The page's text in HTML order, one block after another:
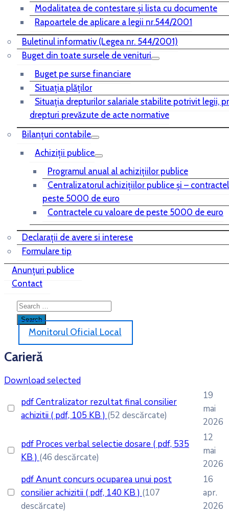
Modalitatea de contestare și lista cu documente
Rapoartele de aplicare a legii nr.544/2001
Buletinul informativ (Legea nr. 544/2001)
Buget din toate sursele de venituri
Buget pe surse financiare
Situaţia plăţilor
Situaţia drepturilor salariale stabilite potrivit legii,
drepturi prevăzute de acte normative
Bilanţuri contabile
Achiziţii publice
Programul anual al achiziţiilor publice
Centralizatorul achiziţiilor publice şi –
peste 5000 de euro
Contractele cu valoare de peste 5000 de euro
Declarații de avere si interese
Formulare tip
Anunțuri publice
Contact
Monitorul Oficial Local
Carieră
Download selected
pdfCentralizator rezultat final consilier
achizitii ( pdf, 105 KB ) (52 descărcate)
19
mai
2026
pdf Proces verbal selectie dosare ( pdf, 535
KB ) (46 descărcate)
12
mai
2026
pdfAnunt concurs ocuparea unui post
consilier achizitii ( pdf, 140 KB ) (107
descărcate)
16
apr.
2026